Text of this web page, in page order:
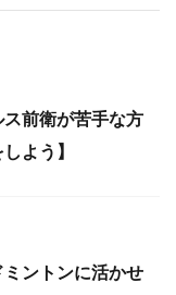
前衛が苦手な方
よう】
ミントンに活かせ